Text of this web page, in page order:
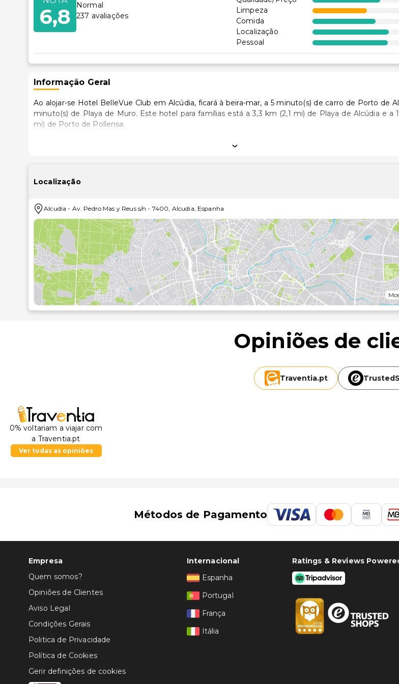
6,8
Normal
237 avaliações
Limpeza
Comida
Localização
Pessoal
Informação Geral
Ao alojar-se Hotel BelleVue Club em Alcúdia, ficará à beira-mar, a 5 minuto(s) de carro de Porto de
minuto(s) de Playa de Muro. Este hotel para famílias está a 3,3 km (2,1 mi) de Playa de Alcúdia e a 11,9 km (7,4
mi) de Porto de Pollensa.
Sinta-se em casa num dos 1468 quartos com ar condicionado e um televisor de ecrã plano. As
dispõem de uma banheira de imersão total e de artigos de higiene grátis.
exemplo, uma discoteca. Wi-Fi (sobretaxa), serviço de baby-sitter (sobretaxa) e uma sala de jogos
das comodidades adicionais disponíveis neste hotel.
Este hotel dispõe de tarifas em regime de tudo incluído. As estadias em regime de
compreendem refeições e bebidas nos restaurantes localizados no alojamento. Poderão
suplementares a refeições em alguns restaurantes, pratos especiais, certas bebidas e outras
Aproveite ainda para tomar um copo entre dois dedos de conversa no bar/lounge ou no bar junto
hotel serve pequenos-almoços buffet diariamente mediante uma sobretaxa.
As principais comodidades incluem computadores, uma receção aberta 24 horas e assistência
Platja dels Francesos - 1,7 km/1,1 mi
Playa de Muro - 2,5 km/1,6 mi
Porto de Alcúdia - 3 km/1,9 mi
Museu Monogràfic de Pol·lèntia - 3,6 km/2,2 mi
Igreja de San Jaume - 3,6 km/2,2 mi
Portal del Moll - 4,1 km/2,5 mi
Bahia de Pollensa - 4,2 km/2,6 mi
Localização
Alcudia - Av. Pedro Mas y Reus s/n - 7400, Alcudia, Espanha
Opiniões de
Traventia.pt
0% voltariam a viajar com
a Traventia.pt
Ver todas as opiniões
Métodos de Pagamento
Empresa
Quem somos?
Opiniões de Clientes
Aviso Legal
Condições Gerais
Politica de Privacidade
Política de Cookies
Gerir definições de cookies
Internacional
Espanha
Portugal
França
Itália
Ratings & Reviews